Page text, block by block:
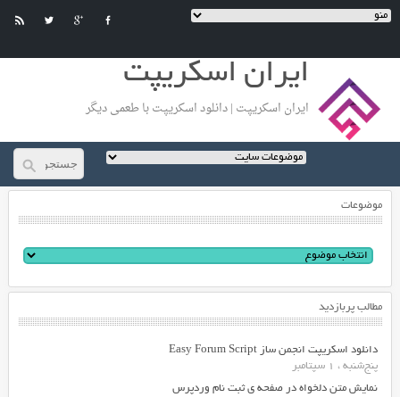
ایران اسکریپت
ایران اسکریپت | دانلود اسکریپت با طعمی دیگر
موضوعات
مطالب پربازدید
دانلود اسکریپت انجمن ساز Easy Forum Script
پنج‌شنبه ، 1 سپتامبر
نمایش متن دلخواه در صفحه ی ثبت نام وردپرس